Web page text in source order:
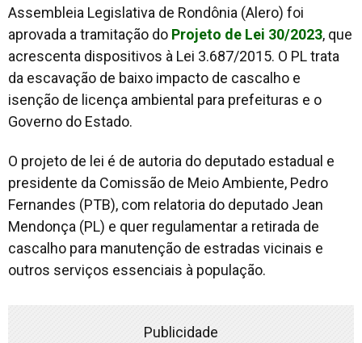
Assembleia Legislativa de Rondônia (Alero) foi
aprovada a tramitação do Projeto de Lei 30/2023, que
acrescenta dispositivos à Lei 3.687/2015. O PL trata
da escavação de baixo impacto de cascalho e
isenção de licença ambiental para prefeituras e o
Governo do Estado.
O projeto de lei é de autoria do deputado estadual e
presidente da Comissão de Meio Ambiente, Pedro
Fernandes (PTB), com relatoria do deputado Jean
Mendonça (PL) e quer regulamentar a retirada de
cascalho para manutenção de estradas vicinais e
outros serviços essenciais à população.
Publicidade